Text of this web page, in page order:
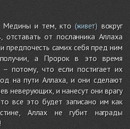
Медины и тем, кто(живет) вокруг
отставать от посланника Аллаха
предпочесть самих себя пред ним
а Пророк в это время
– потому, что если постигает их
на пути Аллаха, и они сделают
неверующих, и нанесут они врагу
все это будет записано им как
Аллах не губит награды